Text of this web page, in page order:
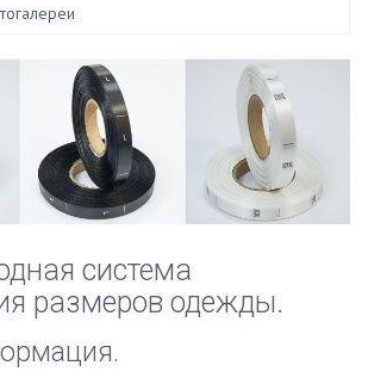
система
размеров одежды.